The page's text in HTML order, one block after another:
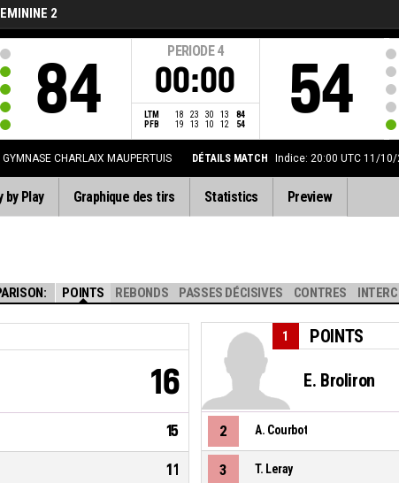
2
84
PERIODE 4
00:00
LTM 18 23 30 13
84
PFB
19 13 10 12 54 54
GYMNASE CHARLAIX MAUPERTUIS DÉTAILS MATCH Indice: 20:00 UTC 11/
by Play Graphique des tirs Statistics Preview
POINTS REBONDS PASSES DÉCISIVES CONTRES
16
15
11
POINTS
1
E. Broliron
2 A. Courbot
3 T. Leray